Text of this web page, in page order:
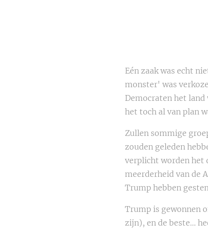
Eén zaak was echt
monster' was
Democraten het
het toch al van plan
Zullen sommige
zouden geleden
verplicht worden het
meerderheid van de
Trump hebben
Trump is gewonnen
zijn), en de beste...